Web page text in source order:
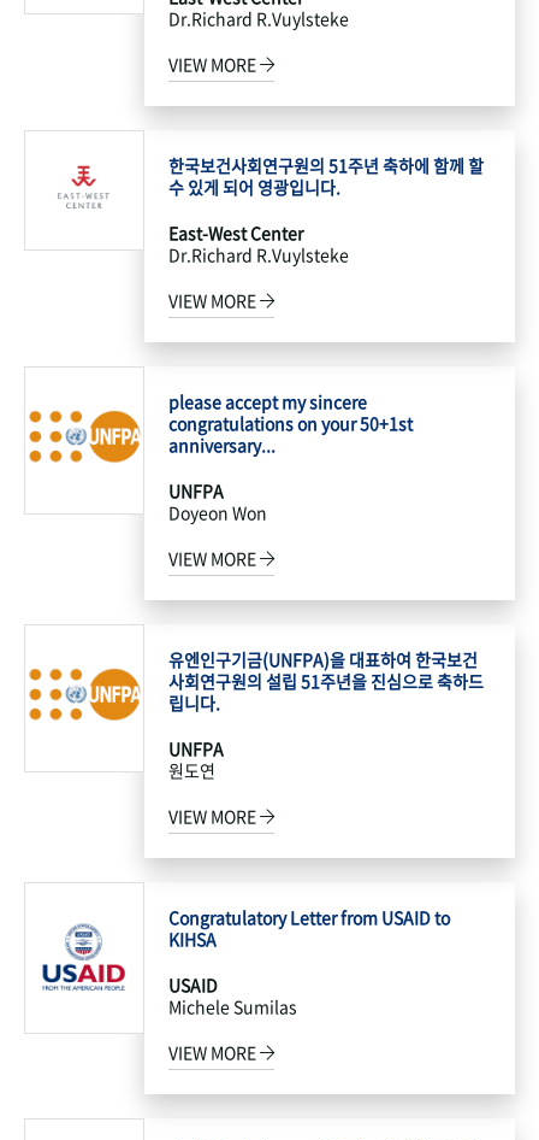
Dr.Richard R.Vuylsteke
VIEW MORE
한국보건사회연구원의 51주년 축하에 함께 할
수 있게 되어 영광입니다.
East-West Center
Dr.Richard R.Vuylsteke
VIEW MORE
please accept my sincere
congratulations on your 50+1st
anniversary...
UNFPA
Doyeon Won
VIEW MORE
유엔인구기금(UNFPA)을 대표하여 한국보건
사회연구원의 설립 51주년을 진심으로 축하드
립니다.
UNFPA
원도연
VIEW MORE
Congratulatory Letter from USAID to
KIHSA
USAID
Michele Sumilas
VIEW MORE